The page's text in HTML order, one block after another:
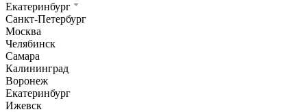
Екатеринбург
Санкт-Петербург
Москва
Челябинск
Самара
Калининград
Воронеж
Екатеринбург
Ижевск